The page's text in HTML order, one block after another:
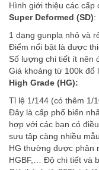
Hình giới thiệu các cấp
Super Deformed (SD):
1 dạng gunpla nhỏ và
Điểm nổi bật là được
Số lượng chi tiết ít nên
Giá khoảng từ 100k đổ
High Grade (HG):
Tỉ lệ 1/144 (có thêm 1/
Đây là cấp phổ biến
hợp với các bạn có
sưu tập càng nhiều
HG thường được phân
HGBF,… Độ chi tiết và